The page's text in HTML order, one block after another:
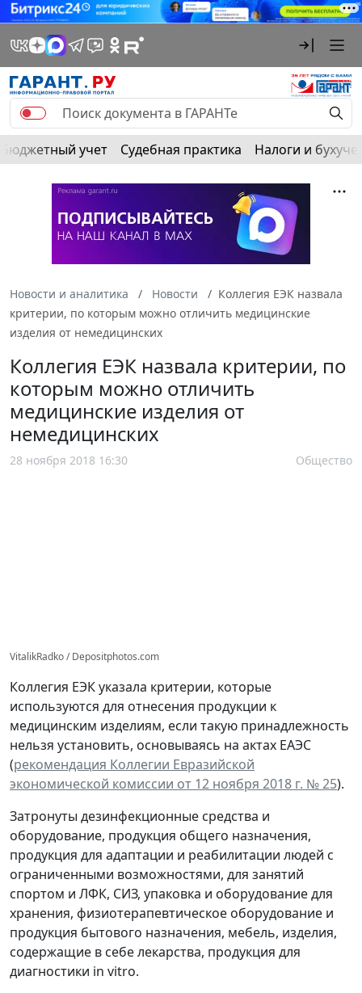
Бюджетный учет Судебная практика Налоги и
Новости и аналитика Новости
Коллегия ЕЭК назвала
критерии, по которым можно отличить медицинские
изделия от немедицинских
Коллегия ЕЭК назвала критерии, по
которым можно отличить
медицинские изделия от
немедицинских
28 ноября 2018 16:30 Общество
VitalikRadko / Depositphotos.com
Коллегия ЕЭК указала критерии, которые
используются для отнесения продукции к
медицинским изделиям, если такую принадлежность
нельзя установить, основываясь на актах ЕАЭС
(рекомендация Коллегии Евразийской
экономической комиссии от 12 ноября 2018 г. № 25).
Затронуты дезинфекционные средства и
оборудование, продукция общего назначения,
продукция для адаптации и реабилитации людей с
ограниченными возможностями, для занятий
спортом и ЛФК, СИЗ, упаковка и оборудование для
хранения, физиотерапевтическое оборудование и
продукция бытового назначения, мебель, изделия,
содержащие в себе лекарства, продукция для
диагностики in vitro.